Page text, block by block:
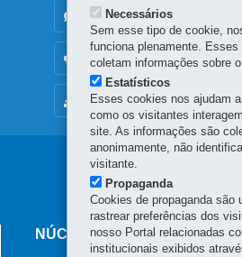
MAPA DO SITE
DENUNCIE CORRUPÇÃO
OUVIDORIA
Navegação
principal
NÚCLEO REGIONAL DE
GROSSA
Necessários
Sem esse tipo de cookie,
funciona plenamente. Esses
coletam informações sobre
Estatísticos
Esses cookies nos ajudam
como os visitantes
site. As informações são
anonimamente, não
visitante.
Propaganda
Cookies de propaganda são
rastrear preferências dos
nosso Portal relacionadas
institucionais exibidos